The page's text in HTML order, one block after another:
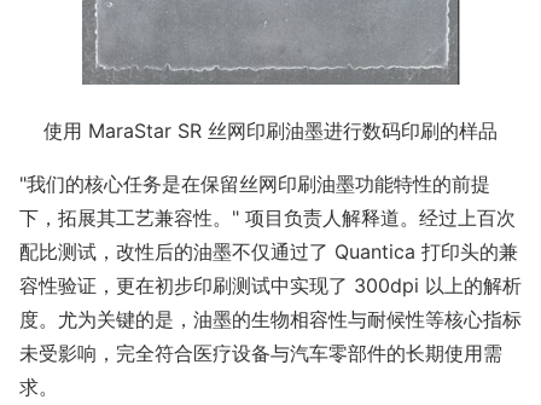
使用 MaraStar SR 丝网印刷油墨进行数码印刷的样品
"我们的核心任务是在保留丝网印刷油墨功能特性的前提
下，拓展其工艺兼容性。" 项目负责人解释道。经过上百次
配比测试，改性后的油墨不仅通过了 Quantica 打印头的兼
容性验证，更在初步印刷测试中实现了 300dpi 以上的解析
度。尤为关键的是，油墨的生物相容性与耐候性等核心指标
未受影响，完全符合医疗设备与汽车零部件的长期使用需
求。